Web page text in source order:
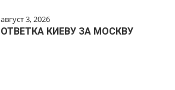
август 3, 2026
ОТВЕТКА КИЕВУ ЗА МОСКВУ